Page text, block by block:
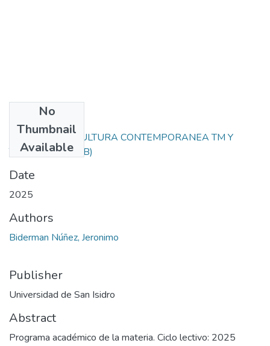
No
Thumbnail
Available
HISTORIA Y CULTURA CONTEMPORANEA TM Y
TN.pdf(213.36 KB)
Date
2025
Authors
Biderman Núñez, Jeronimo
Publisher
Universidad de San Isidro
Abstract
Programa académico de la materia. Ciclo lectivo: 2025